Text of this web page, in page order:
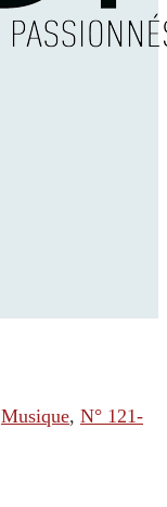
Musique, N° 121-